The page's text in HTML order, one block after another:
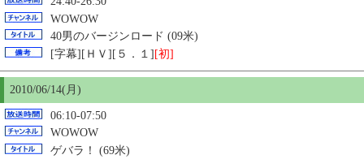
WOWOW
40男のバージンロード (09米)
[字幕][ＨＶ][５．１] [初]
2010/06/14(月)
06:10-07:50
WOWOW
ゲバラ！ (69米)